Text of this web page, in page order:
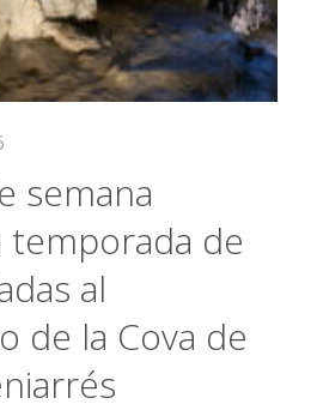
semana
temporada de
al
de la Cova de